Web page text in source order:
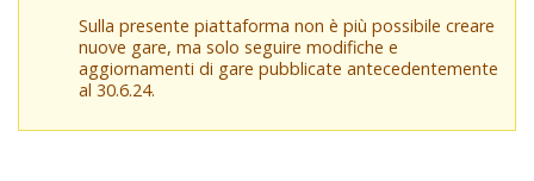
Sulla presente piattaforma non è più possibile creare
nuove gare, ma solo seguire modifiche e
aggiornamenti di gare pubblicate antecedentemente
al 30.6.24.